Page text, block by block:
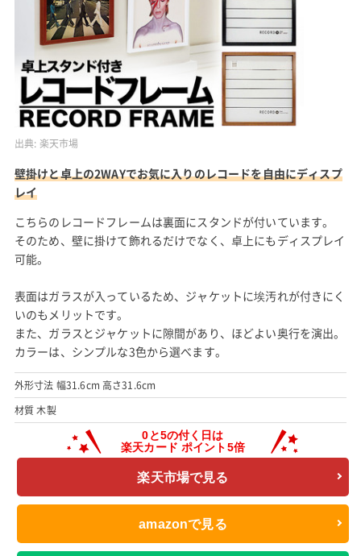
出典: 楽天市場
壁掛けと卓上の2WAYでお気に入りのレコードを自由にディスプ
レイ
こちらのレコードフレームは裏面にスタンドが付いています。
そのため、壁に掛けて飾れるだけでなく、卓上にもディスプレイ
可能。
表面はガラスが入っているため、ジャケットに埃汚れが付きにく
いのもメリットです。
また、ガラスとジャケットに隙間があり、ほどよい奥行を演出。
カラーは、シンプルな3色から選べます。
外形寸法 幅31.6cm 高さ31.6cm
材質 木製
楽天市場で見る
amazonで見る